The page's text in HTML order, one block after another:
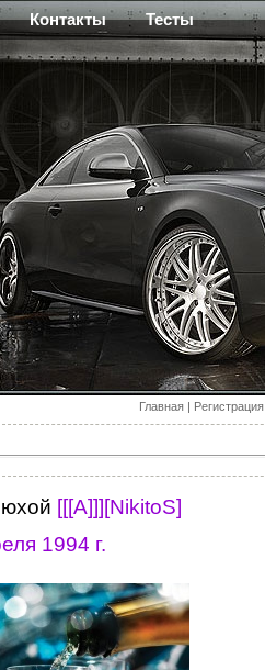
Контакты Тесты
Главная | Регистрация
[[[A]]][NikitoS]
1994 г.